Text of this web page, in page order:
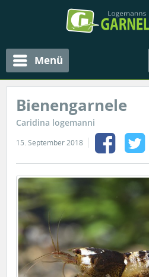
Menü
Bienengarnele
Caridina logemanni
15. September 2018